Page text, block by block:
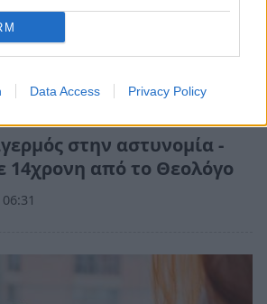
Data Access Privacy Policy
στην αστυνομία -
14χρονη από το Θεολόγο